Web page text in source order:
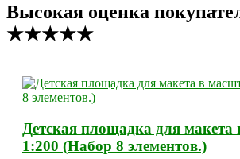
Высокая оценка
★★★★★
Детская площадка для макета
1:200 (Набор 8 элементов.)